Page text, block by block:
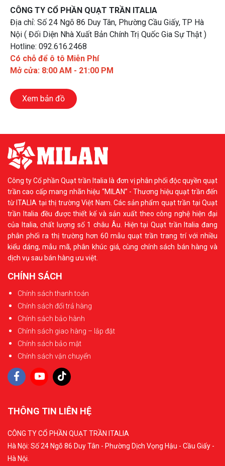
CÔNG TY CỔ PHẦN QUẠT TRẦN ITALIA
Địa chỉ: Số 24 Ngõ 86 Duy Tân, Phường Cầu Giấy, TP Hà
Nội ( Đối Diện Nhà Xuất Bản Chính Trị Quốc Gia Sự Thật )
Hotline: 092.616.2468
Có chỗ để ô tô Miễn Phí
Mở cửa: 8:00 AM - 21:00 PM
Xem bản đồ
Công ty Cổ phần Quạt trần Italia là đơn vị phân phối độc quyền quạt
trần cao cấp mang nhãn hiệu “MILAN” - Thương hiệu quạt trần đến
từ ITALIA tại thị trường Việt Nam. Các sản phẩm quạt trần tại Quạt
trần Italia đều được thiết kế và sản xuất theo công nghệ hiện đại
của Italia, chất lượng số 1 châu Âu. Hiện tại Quạt trần Italia đang
phân phối ra thị trường hơn 60 mẫu quạt trần trang trí với nhiều
kiểu dáng, mẫu mã, phân khúc giá, cùng chính sách bán hàng và
dịch vụ sau bán hàng ưu việt.
CHÍNH SÁCH
Chính sách thanh toán
Chính sách đổi trả hàng
Chính sách bảo hành
Chính sách giao hàng – lắp đặt
Chính sách bảo mật
Chính sách vận chuyển
THÔNG TIN LIÊN HỆ
CÔNG TY CỔ PHẦN QUẠT TRẦN ITALIA
Hà Nội: Số 24 Ngõ 86 Duy Tân - Phường Dịch Vọng Hậu - Cầu Giấy -
Hà Nội.